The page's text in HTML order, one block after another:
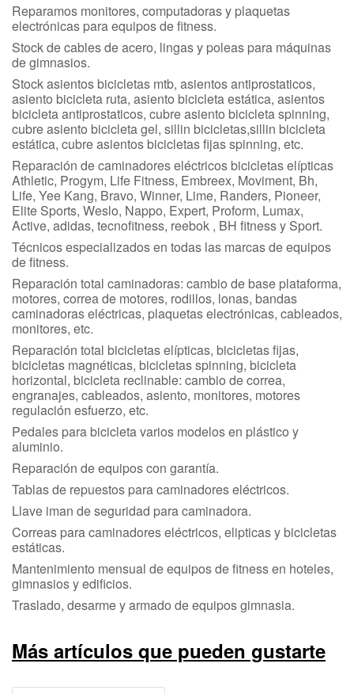
Reparamos monitores, computadoras y plaquetas
electrónicas para equipos de fitness.
Stock de cables de acero, lingas y poleas para máquinas
de gimnasios.
Stock asientos bicicletas mtb, asientos antiprostaticos,
asiento bicicleta ruta, asiento bicicleta estática, asientos
bicicleta antiprostaticos, cubre asiento bicicleta spinning,
cubre asiento bicicleta gel, sillin bicicletas,sillin bicicleta
estática, cubre asientos bicicletas fijas spinning, etc.
Reparación de caminadores eléctricos bicicletas elípticas
Athletic, Progym, Life Fitness, Embreex, Moviment, Bh,
Life, Yee Kang, Bravo, Winner, Lime, Randers, Pioneer,
Elite Sports, Weslo, Nappo, Expert, Proform, Lumax,
Active, adidas, tecnofitness, reebok , BH fitness y Sport.
Técnicos especializados en todas las marcas de equipos
de fitness.
Reparación total caminadoras: cambio de base plataforma,
motores, correa de motores, rodillos, lonas, bandas
caminadoras eléctricas, plaquetas electrónicas, cableados,
monitores, etc.
Reparación total bicicletas elípticas, bicicletas fijas,
bicicletas magnéticas, bicicletas spinning, bicicleta
horizontal, bicicleta reclinable: cambio de correa,
engranajes, cableados, asiento, monitores, motores
regulación esfuerzo, etc.
Pedales para bicicleta varios modelos en plástico y
aluminio.
Reparación de equipos con garantía.
Tablas de repuestos para caminadores eléctricos.
Llave iman de seguridad para caminadora.
Correas para caminadores eléctricos, elipticas y bicicletas
estáticas.
Mantenimiento mensual de equipos de fitness en hoteles,
gimnasios y edificios.
Traslado, desarme y armado de equipos gimnasia.
Más artículos que pueden gustarte